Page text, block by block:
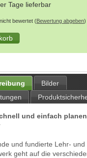
Tage lieferbar
bewertet (Bewertung abgeben)
Bilder
und einfach
und fundierte Lehr- und
geht auf die